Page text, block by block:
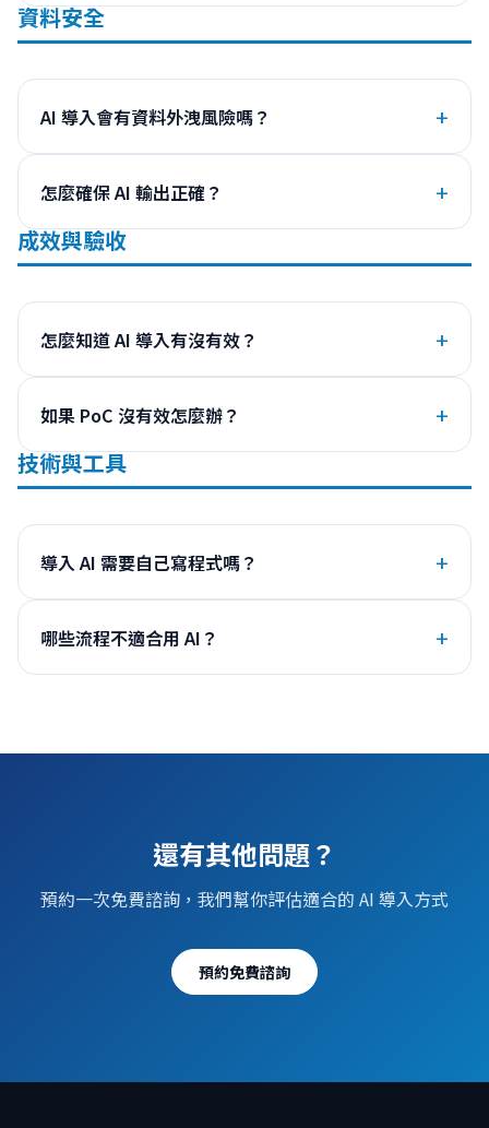
資料安全
AI 導入會有資料外洩風險嗎？
怎麼確保 AI 輸出正確？
成效與驗收
怎麼知道 AI 導入有沒有效？
如果 PoC 沒有效怎麼辦？
技術與工具
導入 AI 需要自己寫程式嗎？
哪些流程不適合用 AI？
還有其他問題？
預約一次免費諮詢，我們幫你評估適合的 AI 導入方式
預約免費諮詢